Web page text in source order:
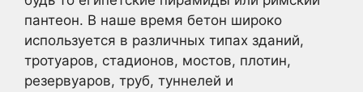
пантеон. В наше время бетон широко
используется в различных типах зданий,
тротуаров, стадионов, мостов, плотин,
резервуаров, труб, туннелей и